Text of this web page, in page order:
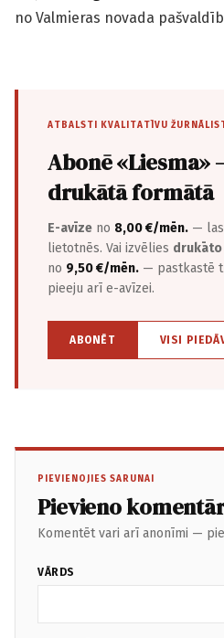
no Valmieras novada
ATBALSTI KVALITATĪVU
Abonē «Liesma»
drukātā formātā
E-avīze no 8,00 €/mēn. —
lietotnēs. Vai izvēlies
no 9,50 €/mēn. — pastkastē
pieeju arī e-avīzei.
ABONĒT VISI
PIEVIENOJIES SARUNAI
Pievieno
Komentēt vari arī anonīmi —
VĀRDS